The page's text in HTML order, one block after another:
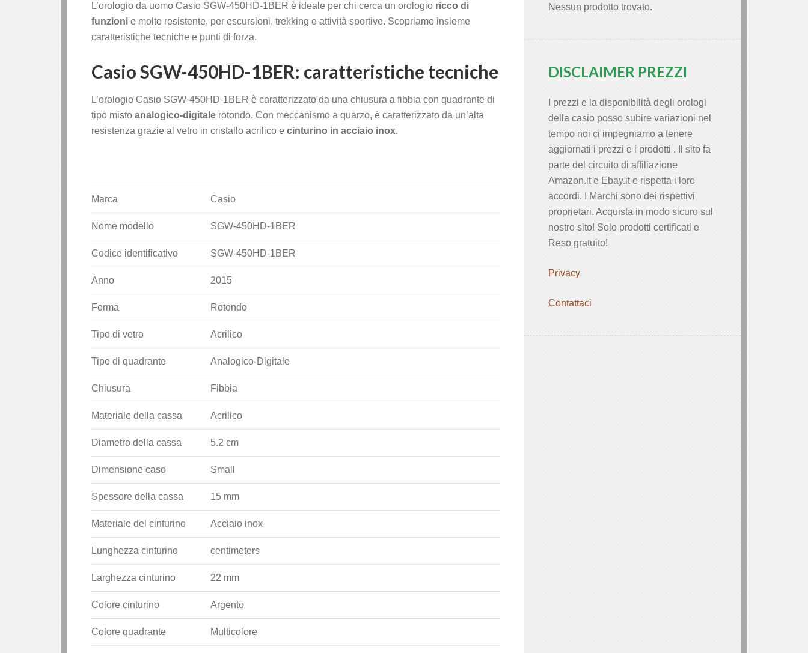
L’orologio da uomo Casio SGW-450HD-1BER è ideale per chi cerca un orologio ricco di
funzioni e molto resistente, per escursioni, trekking e attività sportive. Scopriamo insieme
caratteristiche tecniche e punti di forza.
Casio SGW-450HD-1BER: caratteristiche tecniche
L’orologio Casio SGW-450HD-1BER è caratterizzato da una chiusura a fibbia con quadrante di
tipo misto analogico-digitale rotondo. Con meccanismo a quarzo, è caratterizzato da un’alta
resistenza grazie al vetro in cristallo acrilico e cinturino in acciaio inox.
Marca Casio
Nome modello SGW-450HD-1BER
Codice identificativo SGW-450HD-1BER
Anno 2015
Forma Rotondo
Tipo di vetro Acrilico
Tipo di quadrante Analogico-Digitale
Chiusura Fibbia
Materiale della cassa Acrilico
Diametro della cassa 5.2 cm
Dimensione caso Small
Spessore della cassa 15 mm
Materiale del cinturino Acciaio inox
Lunghezza cinturino centimeters
Larghezza cinturino 22 mm
Colore cinturino Argento
Colore quadrante Multicolore
Nessun prodotto trovato.
DISCLAIMER PREZZI
I prezzi e la disponibilità degli orologi
della casio posso subire variazioni nel
tempo noi ci impegniamo a tenere
aggiornati i prezzi e i prodotti . Il sito fa
parte del circuito di affiliazione
Amazon.it e Ebay.it e rispetta i loro
accordi. I Marchi sono dei rispettivi
proprietari. Acquista in modo sicuro sul
nostro sito! Solo prodotti certificati e
Reso gratuito!
Privacy
Contattaci